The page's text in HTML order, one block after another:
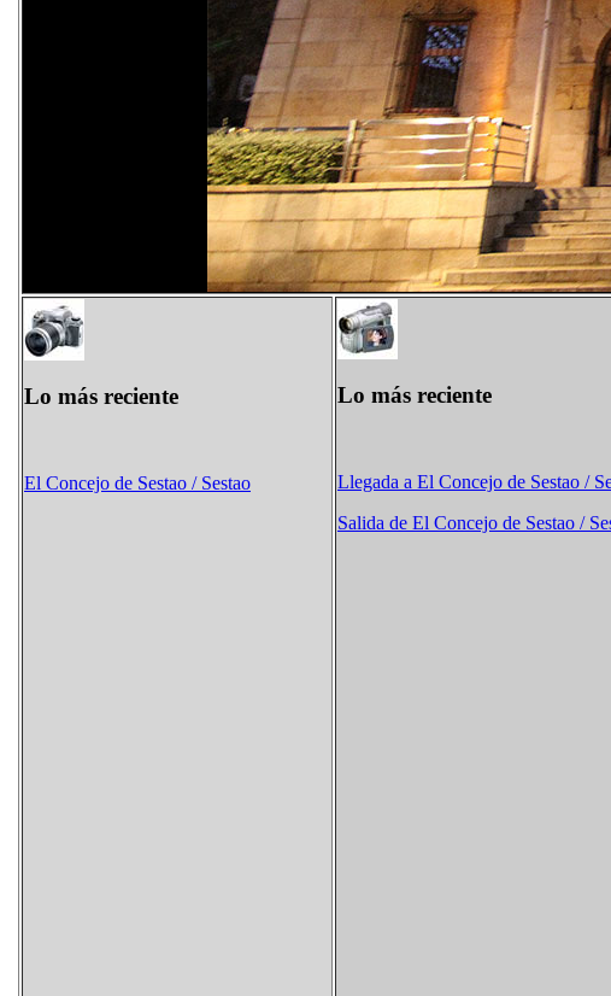
Lo más reciente
El Concejo de Sestao / Sestao
Lo más reciente
Llegada a El Concejo de Sestao /
Salida de El Concejo de Sestao /